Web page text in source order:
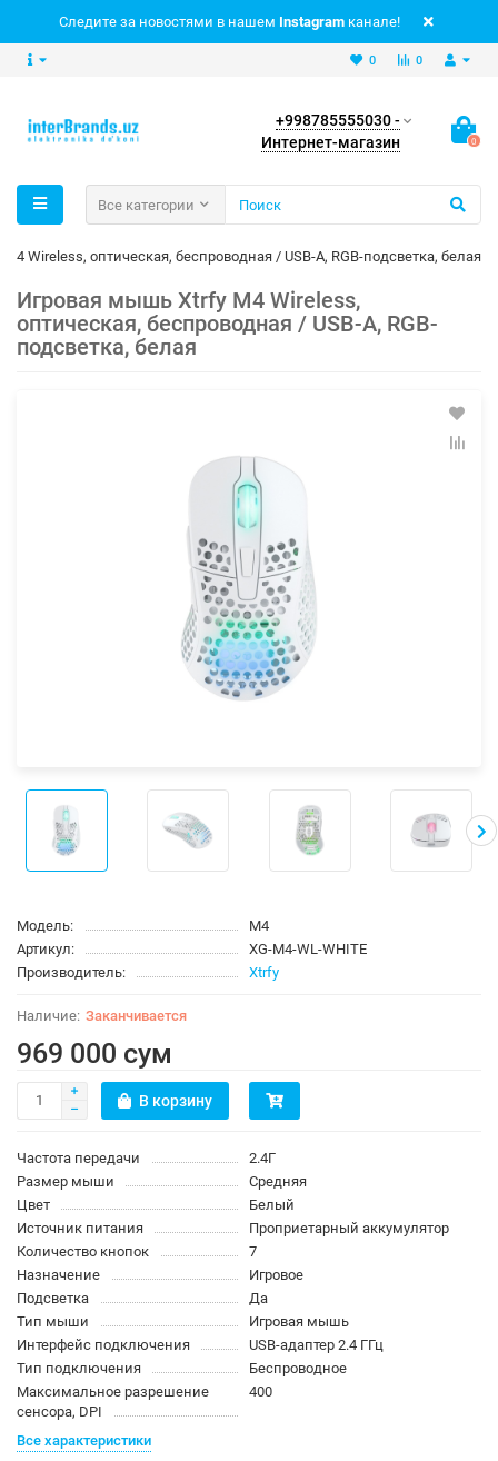
Следите за новостями в нашем Instagram канале!
0
0
+998785555030 -
Интернет-магазин
0
Все категории
Wireless, оптическая, беспроводная / USB-A, RGB-подсветка, белая
Игровая мышь Xtrfy M4 Wireless,
оптическая, беспроводная / USB-A, RGB-
подсветка, белая
Модель:
M4
Артикул:
XG-M4-WL-WHITE
Производитель:
Xtrfy
Заканчивается
969 000 сум
В корзину
Частота передачи
2.4Г
Размер мыши
Средняя
Цвет
Белый
Источник питания
Проприетарный аккумулятор
Количество кнопок
7
Назначение
Игровое
Подсветка
Да
Тип мыши
Игровая мышь
Интерфейс подключения
USB-адаптер 2.4 ГГц
Тип подключения
Беспроводное
Максимальное разрешение
сенсора, DPI
400
Все характеристики